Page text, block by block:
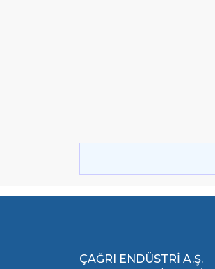
ÇAĞRI ENDÜSTRİ A.Ş.